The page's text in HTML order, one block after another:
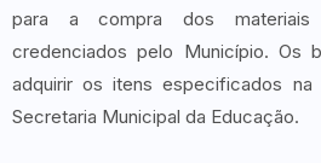
para a compra dos materiais
credenciados pelo Município. Os
adquirir os itens especificados na
Secretaria Municipal da Educação.